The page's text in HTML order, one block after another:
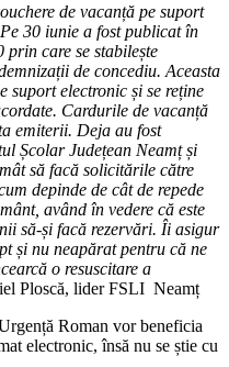
de vacanță pe suport
30 iunie a fost publicat în
care se stabilește
de concediu. Aceasta
suport electronic și se reține
Cardurile de vacanță
emiterii. Deja au fost
Școlar Județean Neamț și
să facă solicitările către
depinde de cât de repede
având în vedere că este
să-și facă rezervări. Îi asigur
și nu neapărat pentru că ne
o resuscitare a
Ploscă, lider FSLI Neamț
Roman vor beneficia
electronic, însă nu se știe cu